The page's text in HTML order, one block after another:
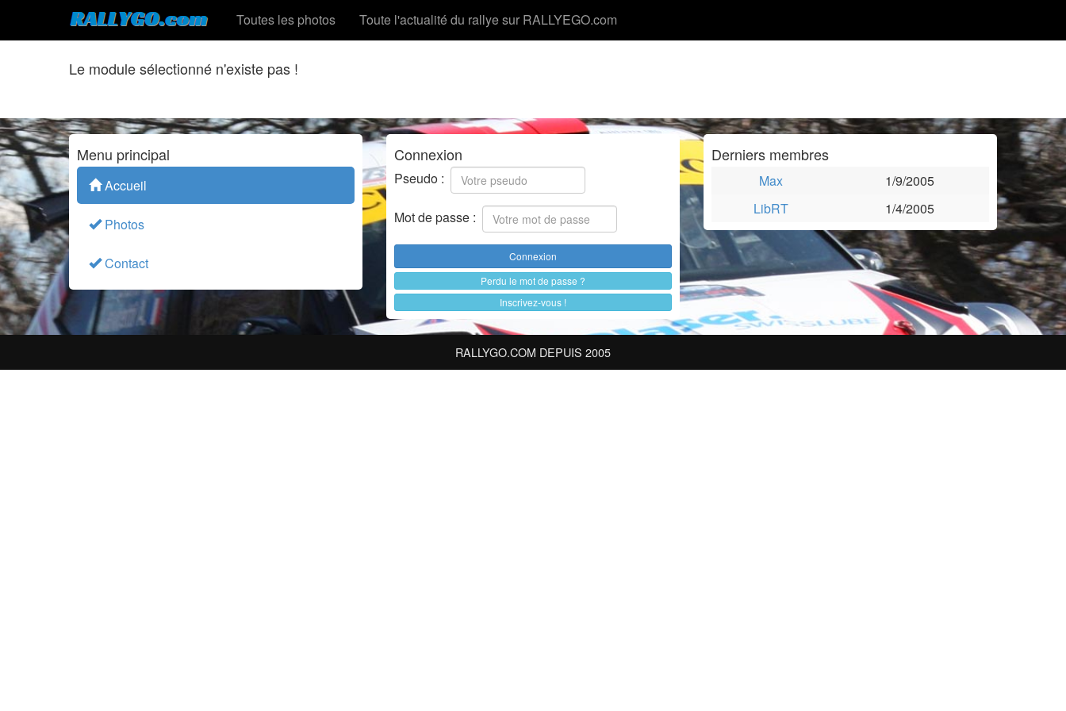
Toutes les photos Toute l'actualité du rallye sur RALLYEGO.com
Le module sélectionné n'existe pas !
Menu principal
Accueil
Photos
Contact
Connexion
Pseudo :
Mot de passe :
Perdu le mot de passe ?
Inscrivez-vous !
Derniers membres
Max
1/9/2005
LibRT
1/4/2005
RALLYGO.COM DEPUIS 2005